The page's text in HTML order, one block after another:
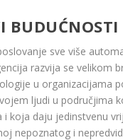
BUDUĆNOSTI
sve više
razvija se velikom
u organizacijama
ljudi u područjima
i koja daju jedinstvenu
nepoznatog i